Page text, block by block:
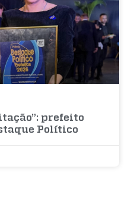
prefeito
Político